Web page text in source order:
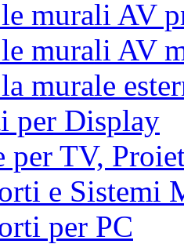
murali AV
murali AV
murale
per Display
per TV,
e Sistemi
per PC